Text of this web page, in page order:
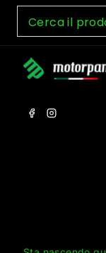
Skip
content